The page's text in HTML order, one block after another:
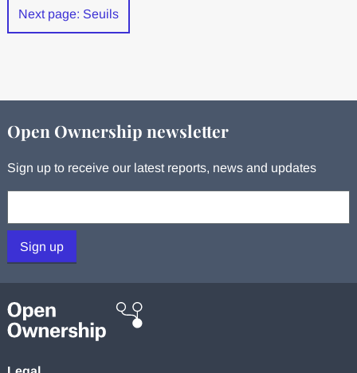
Next page: Seuils
Open Ownership newsletter
Sign up to receive our latest reports, news and updates
Sign up